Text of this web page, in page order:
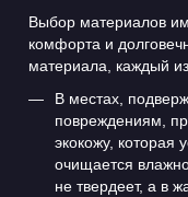
Выбор материалов
комфорта и
материала, каждый
В местах,
повреждениям,
экокожу, которая
очищается
не твердеет, а в